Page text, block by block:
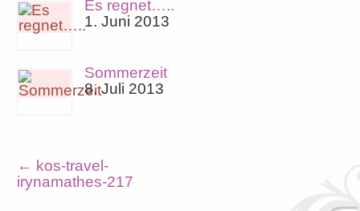
Es regnet…..
1. Juni 2013
Sommerzeit
8. Juli 2013
← kos-travel-
irynamathes-217